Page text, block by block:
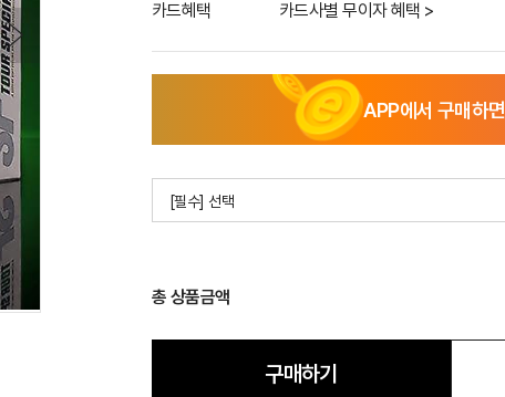
카드혜택 카드사별 무이자 혜택 >
APP에서 구매하면
[필수] 선택
총 상품금액
구매하기